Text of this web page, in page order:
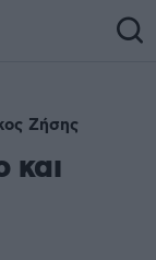
Ζήσης
και